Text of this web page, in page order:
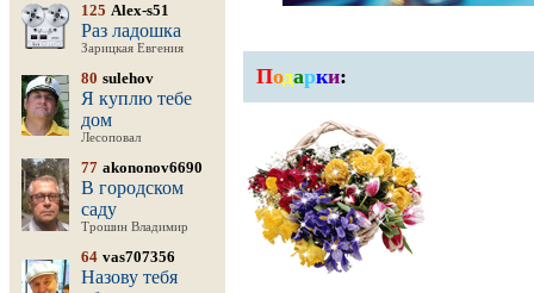
125 Alex-s51
Раз ладошка
Зарицкая Евгения
80 sulehov
Я куплю тебе
дом
Лесоповал
77 akononov6690
В городском
саду
Трошин Владимир
64 vas707356
Назову тебя
Подарки: